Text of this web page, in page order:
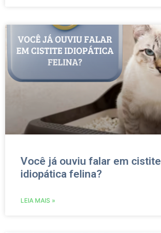
Você já ouviu falar em cistite
idiopática felina?
LEIA MAIS »